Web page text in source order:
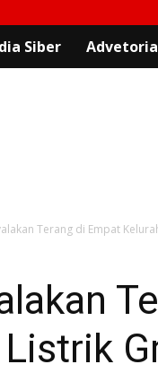
Siber
Terang di Empat